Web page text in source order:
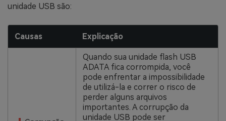
unidade USB são:
Causas Explicação
Quando sua unidade flash USB
ADATA fica corrompida, você
pode enfrentar a impossibilidade
de utilizá-la e correr o risco de
perder alguns arquivos
importantes. A corrupção da
unidade USB pode ser